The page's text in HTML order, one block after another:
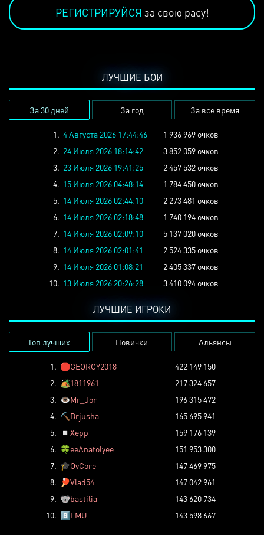
РЕГИСТРИРУЙСЯ за свою расу!
ЛУЧШИЕ БОИ
За 30 дней За год За все время
1. 4 Августа 2026 17:44:46
1 936 969 очков
2. 24 Июля 2026 18:14:42
3 852 059 очков
3. 23 Июля 2026 19:41:25
2 457 532 очков
4. 15 Июля 2026 04:48:14
1 784 450 очков
5. 14 Июля 2026 02:44:10
2 273 481 очков
6. 14 Июля 2026 02:18:48
1 740 194 очков
7. 14 Июля 2026 02:09:10
5 137 020 очков
8. 14 Июля 2026 02:01:41
2 524 335 очков
9. 14 Июля 2026 01:08:21
2 405 337 очков
10. 13 Июля 2026 20:26:28 3 410 094 очков
ЛУЧШИЕ ИГРОКИ
Топ лучших Новички Альянсы
1. 🛑GEORGY2018
422 149 150
2. 🏕️1811961
217 324 657
3. 👁️Mr_Jor
196 315 472
4. ⛏️ Drjusha
165 695 941
5.
◽ Xepp
159 176 139
6. 🍀eeAnatolyee
151 953 300
7. 🎓OvCore
147 469 975
8.
🏓Vlad54
147 042 961
9. 🐨bastilia
143 620 734
10. 8️⃣LMU 143 598 667